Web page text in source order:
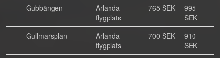
Gubbängen
Arlanda
flygplats
765 SEK
995
SEK
Gullmarsplan
Arlanda
flygplats
700 SEK
910
SEK